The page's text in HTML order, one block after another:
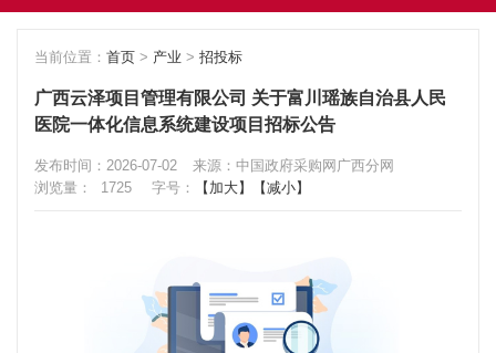
当前位置： 首页 > 产业 > 招投标
广西云泽项目管理有限公司 关于富川瑶族自治县人民
医院一体化信息系统建设项目招标公告
发布时间：2026-07-02
来源：中国政府采购网广西分网
浏览量：
1725 字号： 【加大】 【减小】